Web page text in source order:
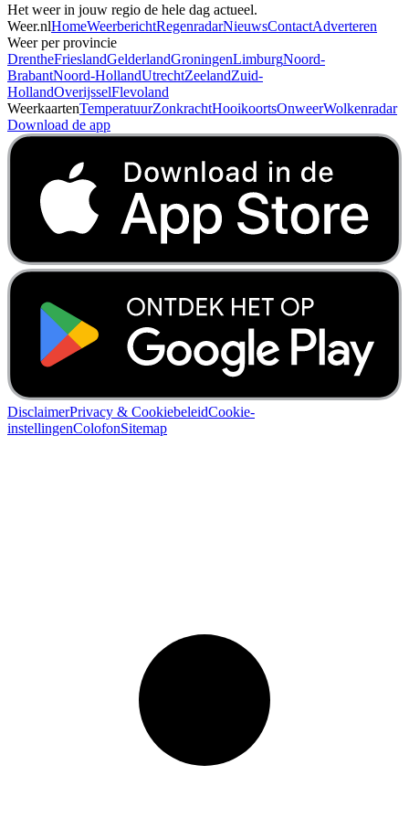
Het weer in jouw regio de hele dag actueel.
Weer.nlHomeWeerberichtRegenradarNieuwsContactAdverteren
Weer per provincie
DrentheFrieslandGelderlandGroningenLimburgNoord-
BrabantNoord-HollandUtrechtZeelandZuid-
HollandOverijsselFlevoland
WeerkaartenTemperatuurZonkrachtHooikoortsOnweerWolkenradar
Download de app
DisclaimerPrivacy & CookiebeleidCookie-
instellingenColofonSitemap